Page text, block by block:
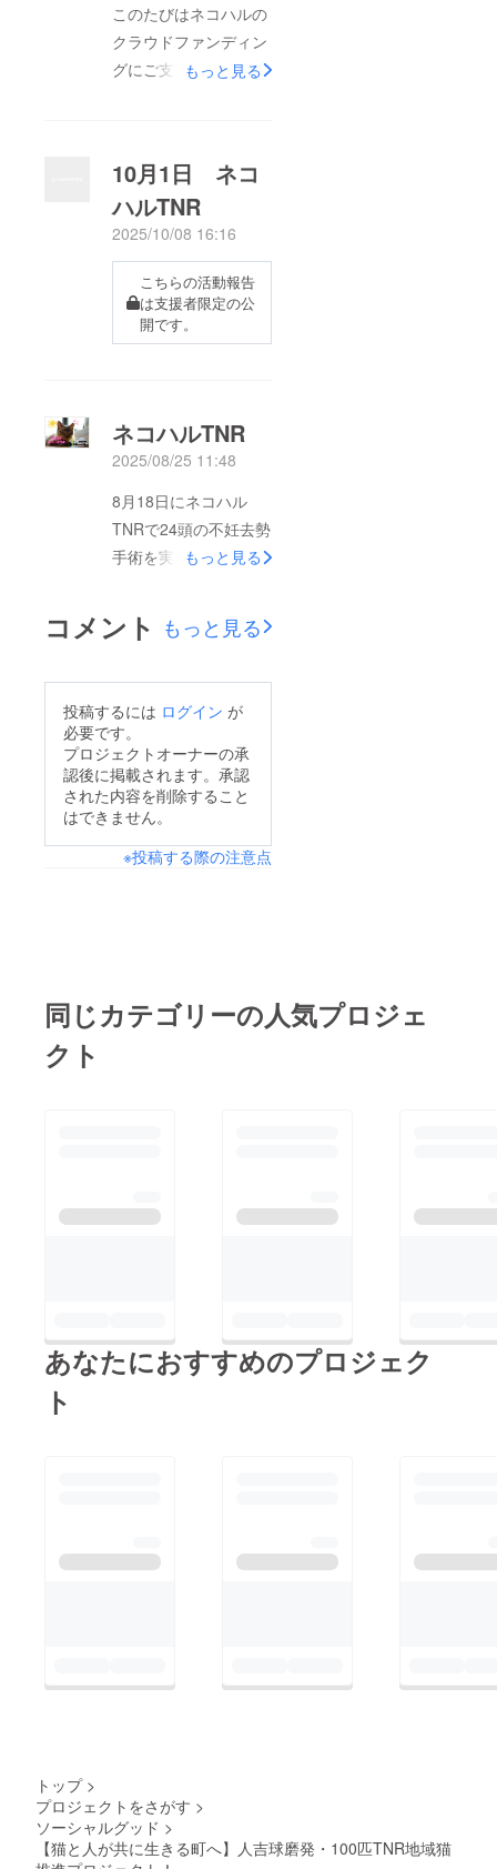
このたびはネコハルの
クラウドファンディン
グにご支援いただき、
とに実施したTNR活動
が一通り終了しました
ので、活動内容および
支援金の使用について
ご報告いたします。今
回の活動では・不妊去
勢手術 43頭・TNR実
ができました。ご支援
金は、不妊去勢手術の
療費、捕獲器の整備、
飼養管理費など、地域
の猫の繁殖を防ぐため
使用させていただきま
援金の使用用途につい
ては、以下の「 TNR実
施デジタル報告書」に
まとめております。
▶TNR実施デジタル報
告書確認はこちらから
改めて、ご支援いただ
き本当にありがとうご
目指して活動を続けて
もっと見る
10月1日 ネコ
ハルTNR
2025/10/08 16:16
こちらの活動報告
は支援者限定の公
開です。
ネコハルTNR
2025/08/25 11:48
8月18日にネコハル
TNRで24頭の不妊去勢
手術を実施しました。
も大変ですが多くの方
にご理解とご協力をい
猫に対して様々な考え
方がありますが、野良
猫はそもそも野生動物
ではありません。人と
てきました。猫に対す
なっています。野良犬
の場合は『狂犬病予防
に行政が直接捕獲する
度がないため区別が難
するべく動かれていま
ぜ不妊去勢手術をして
め、不妊去勢手術の必
要性が広まりきれてい
ないと私は感じます。
もっと見る
コメント もっと見る
投稿するには ログイン が
必要です。
プロジェクトオーナーの承
認後に掲載されます。承認
された内容を削除すること
はできません。
※投稿する際の注意点
同じカテゴリーの人気プロジェ
クト
あなたにおすすめのプロジェク
ト
トップ >
プロジェクトをさがす >
ソーシャルグッド >
【猫と人が共に生きる町へ】人吉球磨発・100匹TNR地域猫